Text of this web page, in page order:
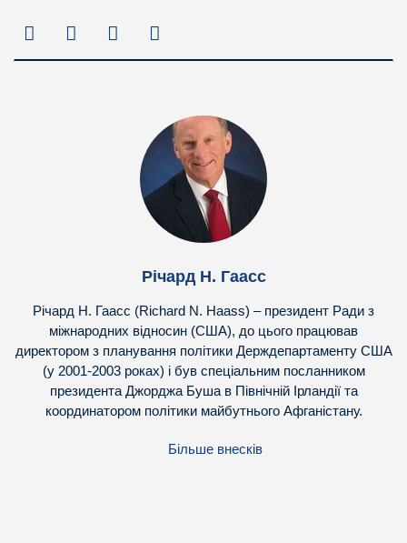
Річард Н. Гаасс
Річард Н. Гаасс (Richard N. Haass) – президент Ради з
міжнародних відносин (США), до цього працював
директором з планування політики Держдепартаменту США
(у 2001-2003 роках) і був спеціальним посланником
президента Джорджа Буша в Північній Ірландії та
координатором політики майбутнього Афганістану.
Більше внесків